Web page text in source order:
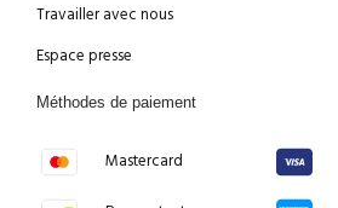
Travailler avec nous
Espace presse
Méthodes de paiement
Mastercard